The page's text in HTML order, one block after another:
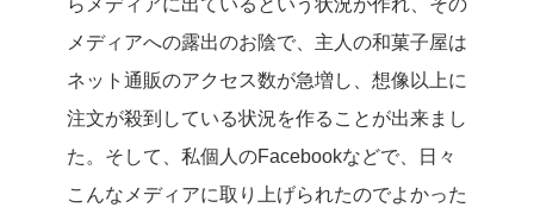
らメディアに出ているという状況が作れ、その
メディアへの露出のお陰で、主人の和菓子屋は
ネット通販のアクセス数が急増し、想像以上に
注文が殺到している状況を作ることが出来まし
た。 そして、私個人のFacebookなどで、日々
こんなメディアに取り上げられたのでよかった